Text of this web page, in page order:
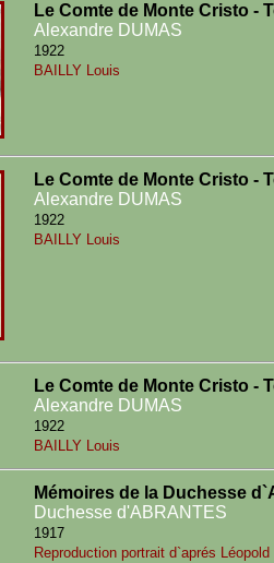
Le Comte de Monte Cristo -
Alexandre DUMAS
1922
BAILLY Louis
Le Comte de Monte Cristo -
Alexandre DUMAS
1922
BAILLY Louis
Le Comte de Monte Cristo -
Alexandre DUMAS
1922
BAILLY Louis
Mémoires de la Duchesse
Duchesse d'ABRANTES
1917
Reproduction portrait d`aprés Léopold